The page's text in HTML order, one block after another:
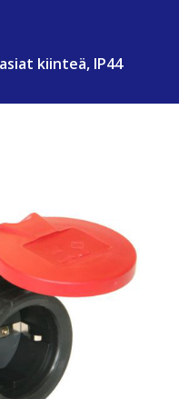
kiinteä, IP44